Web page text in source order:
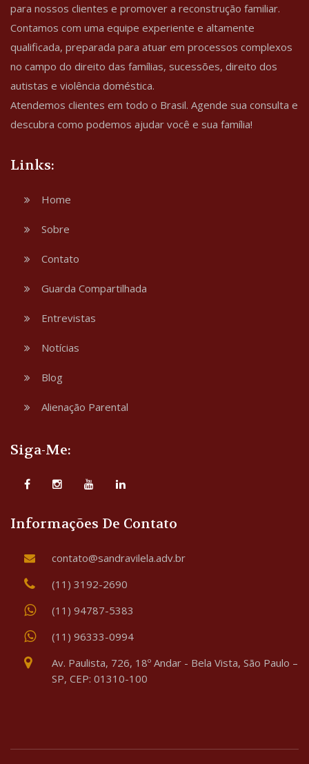
para nossos clientes e promover a reconstrução familiar.
Contamos com uma equipe experiente e altamente
qualificada, preparada para atuar em processos complexos
no campo do direito das famílias, sucessões, direito dos
autistas e violência doméstica.
Atendemos clientes em todo o Brasil. Agende sua consulta e
descubra como podemos ajudar você e sua família!
Links:
Home
Sobre
Contato
Guarda Compartilhada
Entrevistas
Notícias
Blog
Alienação Parental
Siga-Me:
Informações De Contato
contato@sandravilela.adv.br
(11) 3192-2690
(11) 94787-5383
(11) 96333-0994
Av. Paulista, 726, 18º Andar - Bela Vista, São Paulo –
SP, CEP: 01310-100